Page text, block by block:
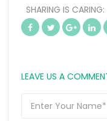
SHARING IS CARING:
LEAVE US A